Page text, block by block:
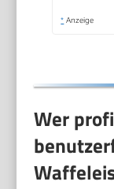
* Anzeige
Wer